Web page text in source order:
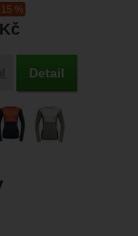
%
Kč
Porovnat
Detail